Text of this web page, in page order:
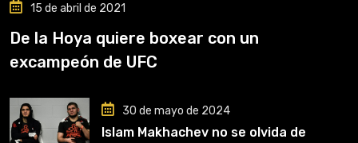
15 de abril de 2021
De la Hoya quiere boxear con un
excampeón de UFC
30 de mayo de 2024
Islam Makhachev no se olvida de